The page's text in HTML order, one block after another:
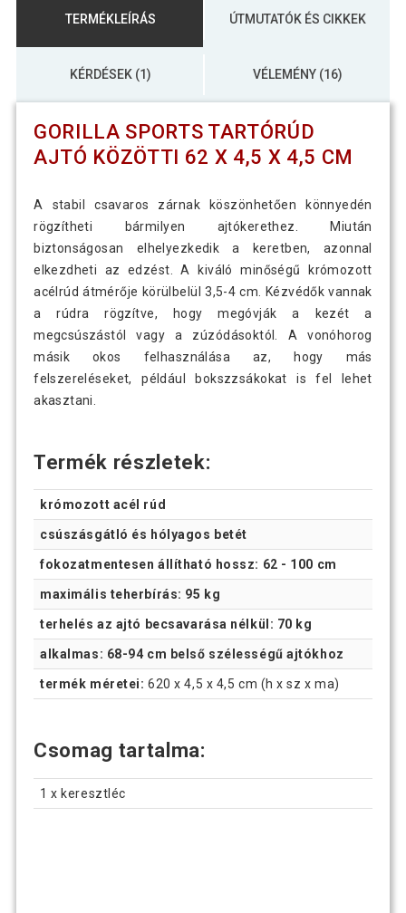
TERMÉKLEÍRÁS ÚTMUTATÓK ÉS CIKKEK
KÉRDÉSEK (1) VÉLEMÉNY (16)
GORILLA SPORTS TARTÓRÚD
AJTÓ KÖZÖTTI 62 X 4,5 X 4,5 CM
A stabil csavaros zárnak köszönhetően könnyedén
rögzítheti bármilyen ajtókerethez. Miután
biztonságosan elhelyezkedik a keretben, azonnal
elkezdheti az edzést. A kiváló minőségű krómozott
acélrúd átmérője körülbelül 3,5-4 cm. Kézvédők vannak
a rúdra rögzítve, hogy megóvják a kezét a
megcsúszástól vagy a zúzódásoktól. A vonóhorog
másik okos felhasználása az, hogy más
felszereléseket, például bokszzsákokat is fel lehet
akasztani.
Termék részletek:
krómozott acél rúd
csúszásgátló és hólyagos betét
fokozatmentesen állítható hossz: 62 - 100 cm
maximális teherbírás: 95 kg
terhelés az ajtó becsavarása nélkül: 70 kg
alkalmas: 68-94 cm belső szélességű ajtókhoz
termék méretei: 620 x 4,5 x 4,5 cm (h x sz x ma)
Csomag tartalma:
1 x keresztléc